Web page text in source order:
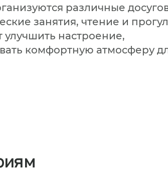
различные
занятия, чтение и
улучшить настроение,
комфортную атмосферу